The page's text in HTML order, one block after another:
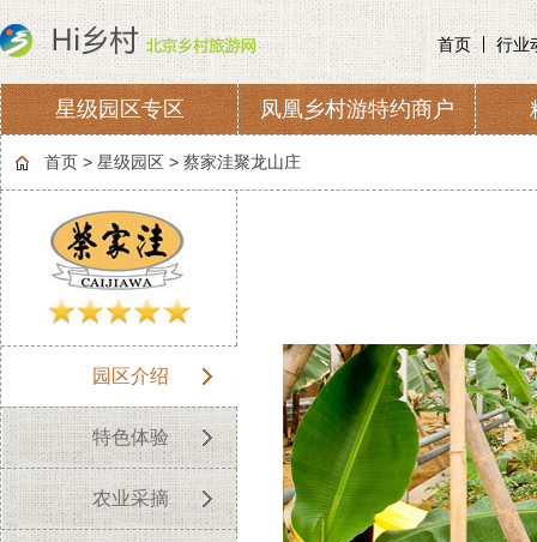
首页 行业
星级园区专区 凤凰乡村游特约商户
协会章程 会费收取及管理
首页 > 星级园区 > 蔡家洼聚龙山庄
园区介绍
特色体验
农业采摘